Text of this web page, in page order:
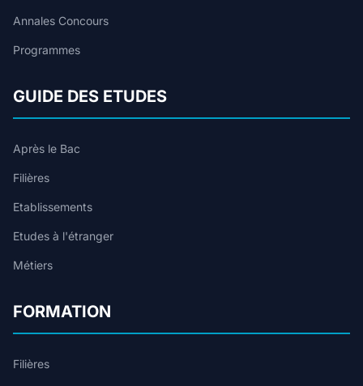
Annales Concours
Programmes
GUIDE DES ETUDES
Après le Bac
Filières
Etablissements
Etudes à l'étranger
Métiers
FORMATION
Filières